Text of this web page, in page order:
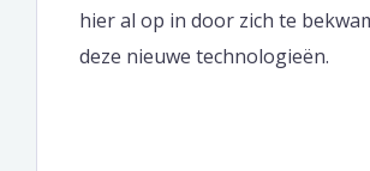
hier al op in door zich te
deze nieuwe technologieën.